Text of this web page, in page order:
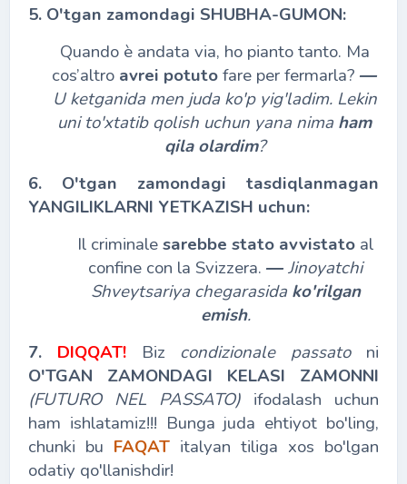
5. O'tgan zamondagi SHUBHA-GUMON:
Quando è andata via, ho pianto tanto. Ma
cos’altro avrei potutofare per fermarla? ―
U ketganida men juda ko'p yig'ladim. Lekin
uni to'xtatib qolish uchun yana nima ham
qila olardim?
6. O'tgan zamondagi tasdiqlanmagan
YANGILIKLARNI YETKAZISH uchun:
Il criminalesarebbe stato avvistato al
confine con la Svizzera. ―Jinoyatchi
Shveytsariya chegarasida ko'rilgan
emish.
7. DIQQAT! Biz condizionale passatoni
O'TGAN ZAMONDAGI KELASI ZAMONNI
(FUTURO NEL PASSATO) ifodalash uchun
ham ishlatamiz!!! Bunga juda ehtiyot bo'ling,
chunki bu FAQAT italyan tiliga xos bo'lgan
odatiy qo'llanishdir!